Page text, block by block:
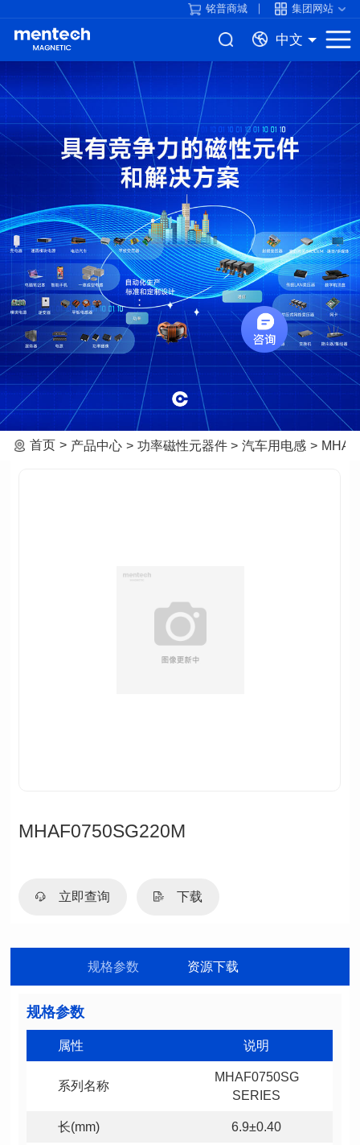
铭普商城 集团网站
中文
首页 产品中心 功率磁性元器件 汽车用电感
MHAF0750SG220M
立即查询 下载
规格参数 资源下载
规格参数
属性 说明
系列名称
SERIES
长(mm) 6.9±0.40